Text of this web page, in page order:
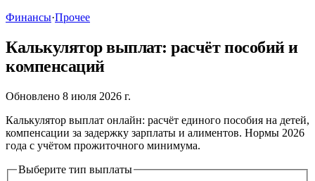
Финансы·Прочее
Калькулятор выплат: расчёт пособий и
компенсаций
Обновлено 8 июля 2026 г.
Калькулятор выплат онлайн: расчёт единого пособия на детей,
компенсации за задержку зарплаты и алиментов. Нормы 2026
года с учётом прожиточного минимума.
Выберите тип выплаты